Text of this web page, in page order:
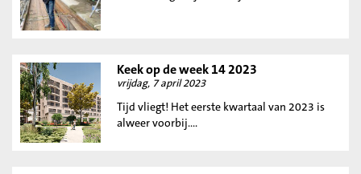
Keek op de week 14 2023
vrijdag, 7 april 2023
Tijd vliegt! Het eerste kwartaal van 2023 is
alweer voorbij....